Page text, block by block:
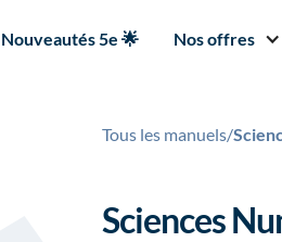
Nouveautés 5e 🌟 Nos offres
Tous les manuels/
Sciences